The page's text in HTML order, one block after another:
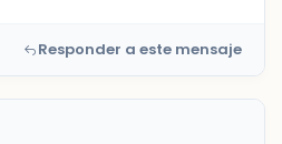
Responder a este mensaje